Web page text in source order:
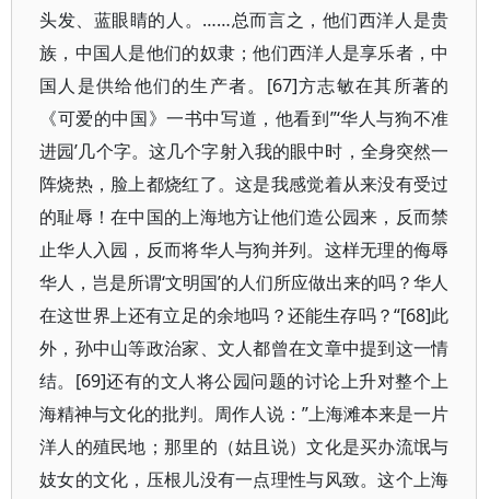
头发、蓝眼睛的人。……总而言之，他们西洋人是贵
族，中国人是他们的奴隶；他们西洋人是享乐者，中
国人是供给他们的生产者。[67]方志敏在其所著的
《可爱的中国》一书中写道，他看到”‘华人与狗不准
进园’几个字。这几个字射入我的眼中时，全身突然一
阵烧热，脸上都烧红了。这是我感觉着从来没有受过
的耻辱！在中国的上海地方让他们造公园来，反而禁
止华人入园，反而将华人与狗并列。这样无理的侮辱
华人，岂是所谓‘文明国’的人们所应做出来的吗？华人
在这世界上还有立足的余地吗？还能生存吗？“[68]此
外，孙中山等政治家、文人都曾在文章中提到这一情
结。[69]还有的文人将公园问题的讨论上升对整个上
海精神与文化的批判。周作人说：”上海滩本来是一片
洋人的殖民地；那里的（姑且说）文化是买办流氓与
妓女的文化，压根儿没有一点理性与风致。这个上海